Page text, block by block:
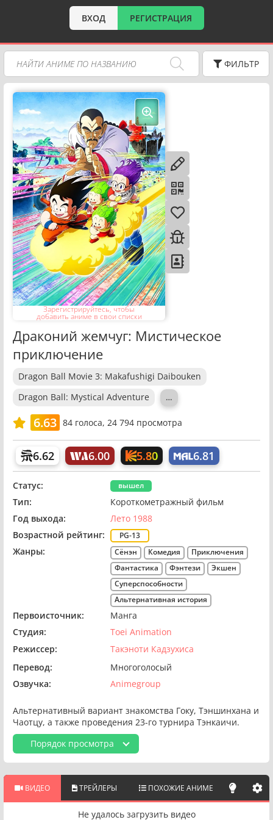
ВХОД РЕГИСТРАЦИЯ
ФИЛЬТР
Зарегистрируйтесь, чтобы
добавить аниме в свои списки
Драконий жемчуг: Мистическое
приключение
Dragon Ball Movie 3: Makafushigi Daibouken
Dragon Ball: Mystical Adventure
…
6.63 84голоса, 24 794 просмотра
6.62 6.00 5.80 6.81
Статус: вышел
Тип:
Короткометражный фильм
Год выхода:
Лето 1988
Возрастной рейтинг:
PG-13
Жанры: Сёнэн Комедия
Приключения
Фантастика
Фэнтези
Экшен
Суперспособности
Альтернативная история
Первоисточник:
Манга
Студия:
Toei Animation
Режиссер:
Такэноти Кадзухиса
Перевод:
Многоголосый
Озвучка:
Animegroup
Альтернативный вариант знакомства Гоку, Тэншинхана и
Чаотцу, а также проведения 23-го турнира Тэнкаичи.
Порядок просмотра
ВИДЕО ТРЕЙЛЕРЫ ПОХОЖИЕ АНИМЕ
Не удалось загрузить видео